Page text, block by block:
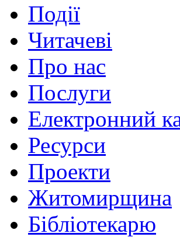
Події
Читачеві
Про нас
Послуги
Електронний
Ресурси
Проекти
Житомирщина
Бібліотекарю